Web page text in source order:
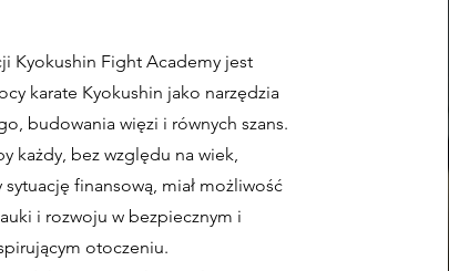
Kyokushin Fight Academy jest
karate Kyokushin jako narzędzia
budowania więzi i równych szans.
każdy, bez względu na wiek,
finansową, miał możliwość
i rozwoju w bezpiecznym i
otoczeniu.